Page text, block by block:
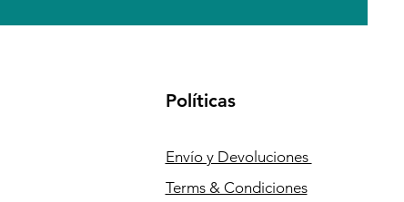
Políticas
Envío y Devoluciones
Terms & Condiciones